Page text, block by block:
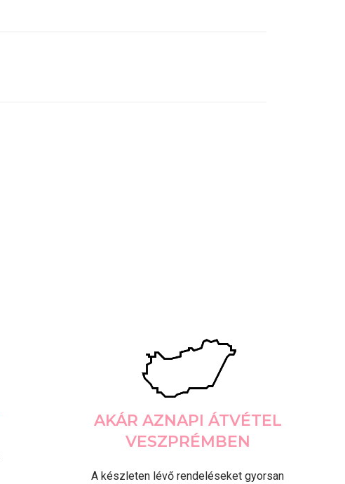
AKÁR AZNAPI ÁTVÉTEL
VESZPRÉMBEN
A készleten lévő rendeléseket gyorsan